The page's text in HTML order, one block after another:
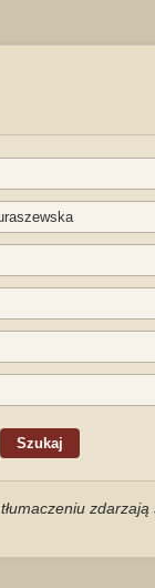
zdarzają